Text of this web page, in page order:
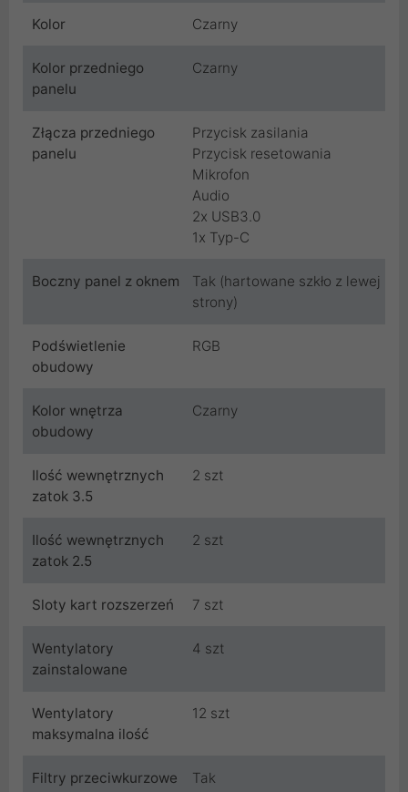
Kolor Czarny
Kolor przedniego
panelu
Czarny
Złącza przedniego
panelu
Przycisk zasilania
Przycisk resetowania
Mikrofon
Audio
2x USB3.0
1x Typ-C
Boczny panel z oknem
Tak (hartowane szkło z lewej
strony)
Podświetlenie
obudowy
RGB
Kolor wnętrza
obudowy
Czarny
Ilość wewnętrznych
zatok 3.5
2 szt
Ilość wewnętrznych
zatok 2.5
2 szt
Sloty kart rozszerzeń 7 szt
Wentylatory
zainstalowane
4 szt
Wentylatory
maksymalna ilość
12 szt
Filtry przeciwkurzowe Tak